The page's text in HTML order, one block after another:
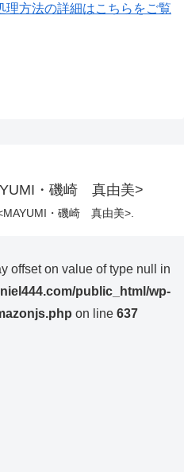
理方法の詳細はこちらをご覧
・磯崎 真由美>
・磯崎 真由美>.
offset on value of type null in
public_html/wp-
on line 637